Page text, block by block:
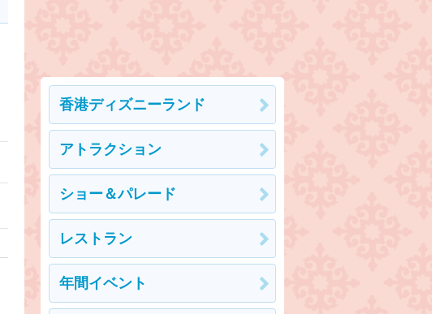
香港ディズニーランド
アトラクション
ショー＆パレード
レストラン
年間イベント